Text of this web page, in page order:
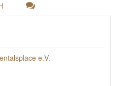
e.V.